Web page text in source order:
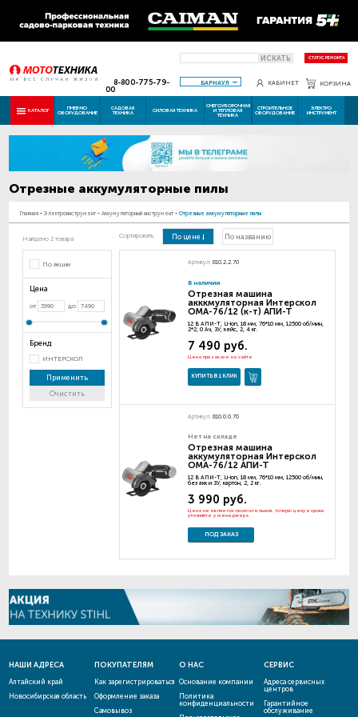
ИСКАТЬ СТАТУС РЕМОНТА
8-800-775-79-
00
БАРНАУЛ КАБИНЕТ КОРЗИНА
КАТАЛОГ ПНЕВМО
ОБОРУДОВАНИЕ
САДОВАЯ
ТЕХНИКА СИЛОВАЯ ТЕХНИКА
СНЕГОУБОРОЧНАЯ
И ТЕПЛОВАЯ
ТЕХНИКА
СТРОИТЕЛЬНОЕ
ОБОРУДОВАНИЕ
ЭЛЕКТРО
ИНСТРУМЕНТ
Отрезные аккумуляторные пилы
Главная - Электроинструмент - Аккумуляторный инструмент - Отрезные аккумуляторные пилы
Найдено 2 товара
По акции
Цена
от до
Бренд
ИНТЕРСКОЛ
Применить
Очистить
Сортировать: По цене По названию
Артикул: 810.2.2.70
В наличии
Отрезная машина
акккмуляторная Интерскол
ОМА-76/12 (к-т) АПИ-Т
12 В АПИ-Т, Li-ion, 18 мм, 76*10 мм, 12500 об/мин,
2*2, 0 Ач, ЗУ, кейс, 2, 4 кг.
7 490 руб.
Цена при заказе на сайте
КУПИТЬ В 1 КЛИК
Артикул: 810.0.0.70
Нет на складе
Отрезная машина
аккумуляторная Интерскол
ОМА-76/12 АПИ-Т
12 В АПИ-Т, Li-ion, 18 мм, 76*10 мм, 12500 об/мин,
без акк и ЗУ, картон, 2, 2 кг.
3 990 руб.
Цена не является окончательной, точную цену и сроки
уточняйте у менеджера
ПОД ЗАКАЗ
НАШИ АДРЕСА
Алтайский край
Новосибирская область
ПОКУПАТЕЛЯМ
Как зарегистрироваться
Оформление заказа
Самовывоз
О НАС
Основание компании
Политика
конфиденциальности
СЕРВИС
Адреса сервисных
центров
Гарантийное
обслуживание